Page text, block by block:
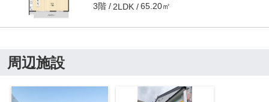
3階 2LDK 65.20㎡
周辺施設